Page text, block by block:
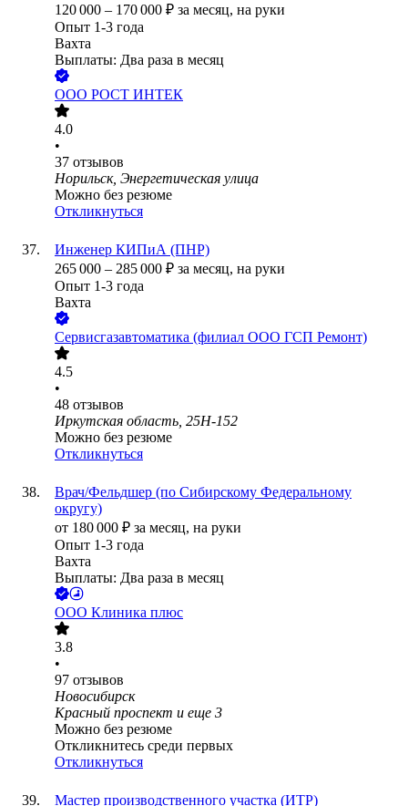
120 000 – 170 000 ₽ за месяц, на руки
Опыт 1-3 года
Вахта
Выплаты: Два раза в месяц
ООО РОСТ ИНТЕК
4.0
•
37 отзывов
Норильск, Энергетическая улица
Можно без резюме
Откликнуться
Инженер КИПиА (ПНР)
265 000 – 285 000 ₽ за месяц, на руки
Опыт 1-3 года
Вахта
Сервисгазавтоматика (филиал ООО ГСП Ремонт)
4.5
•
48 отзывов
Иркутская область, 25Н-152
Можно без резюме
Откликнуться
Врач/Фельдшер (по Сибирскому Федеральному
округу)
от 180 000 ₽ за месяц, на руки
Опыт 1-3 года
Вахта
Выплаты: Два раза в месяц
ООО Клиника плюс
3.8
•
97 отзывов
Новосибирск
Красный проспект и еще 3
Можно без резюме
Откликнитесь среди первых
Откликнуться
Мастер производственного участка (ИТР)